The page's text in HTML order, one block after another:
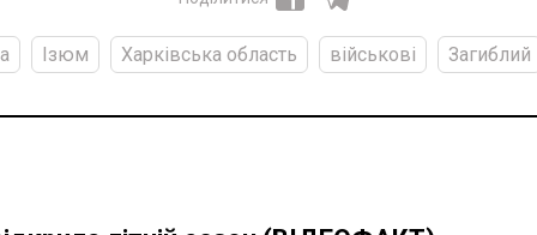
Ізюм Харківська область військові Загиблий